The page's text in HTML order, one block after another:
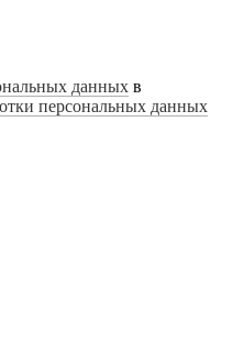
данных в
персональных данных